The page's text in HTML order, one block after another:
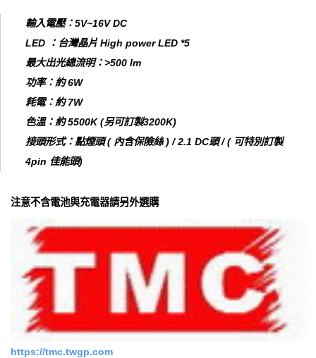
輸入電壓：5V~16V DC
LED ：台灣晶片 High power LED *5
最大出光總流明：>500 lm
功率：約 6W
耗電：約 7W
色溫：約 5500K (另可訂製3200K)
接頭形式：點煙頭 ( 內含保險絲 ) / 2.1 DC頭 / ( 可特別訂製
4pin 佳能頭)
注意不含電池與充電器請另外選購
https://tmc.twgp.com